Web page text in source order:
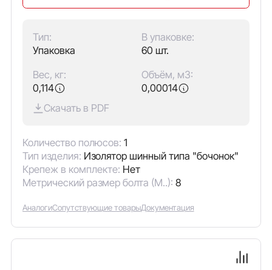
Тип:
Упаковка
В упаковке:
60 шт.
Вес, кг:
0,114
Объём, м3:
0,00014
Скачать в PDF
Количество полюсов: 1
Тип изделия: Изолятор шинный типа "бочонок"
Крепеж в комплекте: Нет
Метрический размер болта (М..): 8
АналогиСопутствующие товарыДокументация